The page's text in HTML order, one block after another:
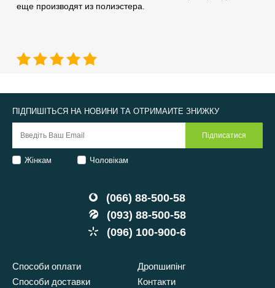
еще производят из полиэстера.
(066) 88-500-58
(093) 88-500-58
(096) 100-900-6
Способи оплати
Способи доставки
Дропшипінг
Контакти
ПІДПИШІТЬСЯ НА НОВИНИ ТА ОТРИМАЙТЕ ЗНИЖКУ
Жінкам Чоловікам